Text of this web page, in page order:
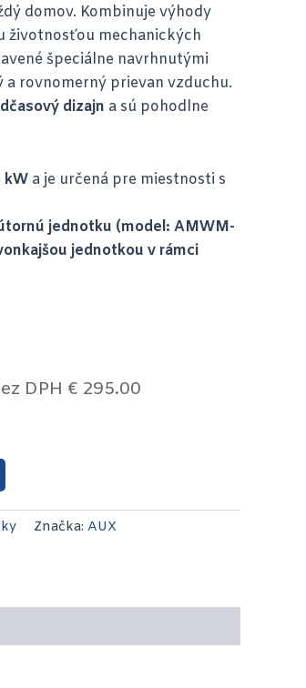
domov. Kombinuje výhody
životnosťou mechanických
špeciálne navrhnutými
rovnomerný prievan vzduchu.
dizajn a sú pohodlne
kW a je určená pre miestnosti s
jednotku (model: AMWM-
jednotkou v rámci
DPH € 295.00
Značka: AUX